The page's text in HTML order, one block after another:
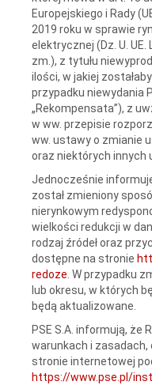
Europejskiego i Rady
2019 roku w sprawie
elektrycznej (Dz. U. UE.
zm.), z tytułu
ilości, w jakiej
przypadku niewydania
„Rekompensata”), z
w ww. przepisie
ww. ustawy o zmianie
oraz niektórych innych
Jednocześnie
został zmieniony
nierynkowym
wielkości redukcji w
rodzaj źródeł oraz
dostępne na stronie
redoze . W przypadku
lub okresu, w których
będą aktualizowane.
PSE S.A. informują, że
warunkach i zasadach,
stronie internetowej
https://www.pse.pl/